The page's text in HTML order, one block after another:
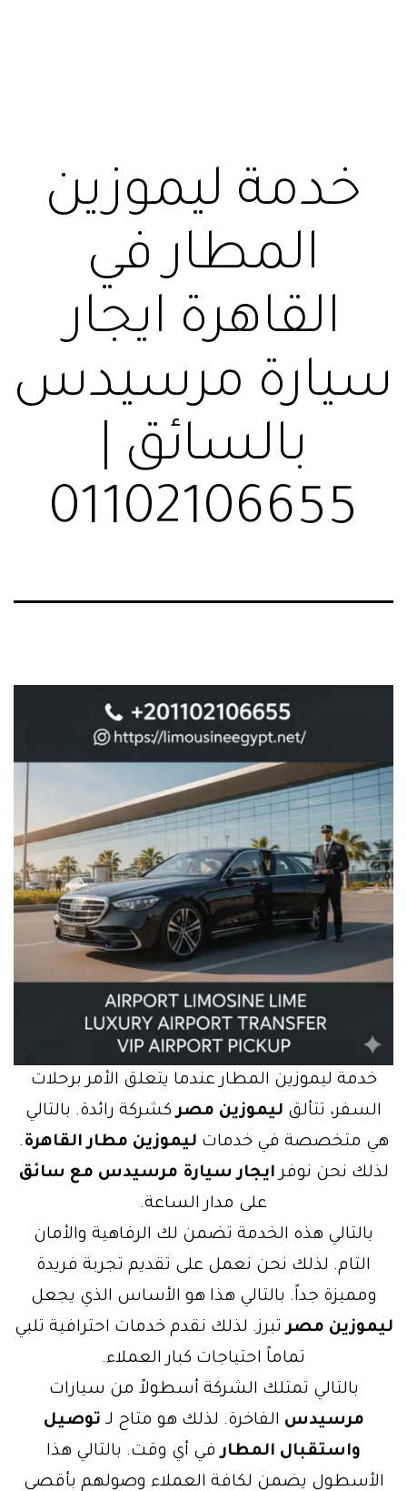
خدمة ليموزين
المطار في
القاهرة ايجار
سيارة مرسيدس
بالسائق |
01102106655
خدمة ليموزين المطار عندما يتعلق الأمر برحلات
السفر، تتألق ليموزين مصركشركة رائدة. بالتالي
هي متخصصة في خدمات ليموزين مطار القاهرة .
لذلك نحن نوفرايجار سيارة مرسيدس مع سائق
على مدار الساعة.
بالتالي هذه الخدمة تضمن لك الرفاهية والأمان
التام. لذلك نحن نعمل على تقديم تجربة فريدة
ومميزة جداً. بالتالي هذا هو الأساس الذي يجعل
ليموزين مصرتبرز. لذلك نقدم خدمات احترافية تلبي
تماماً احتياجات كبار العملاء.
بالتالي تمتلك الشركة أسطولاً من سيارات
مرسيدس الفاخرة. لذلك هو متاح لـ توصيل
واستقبال المطارفي أي وقت. بالتالي هذا
الأسطول يضمن لكافة العملاء وصولهم بأقصى